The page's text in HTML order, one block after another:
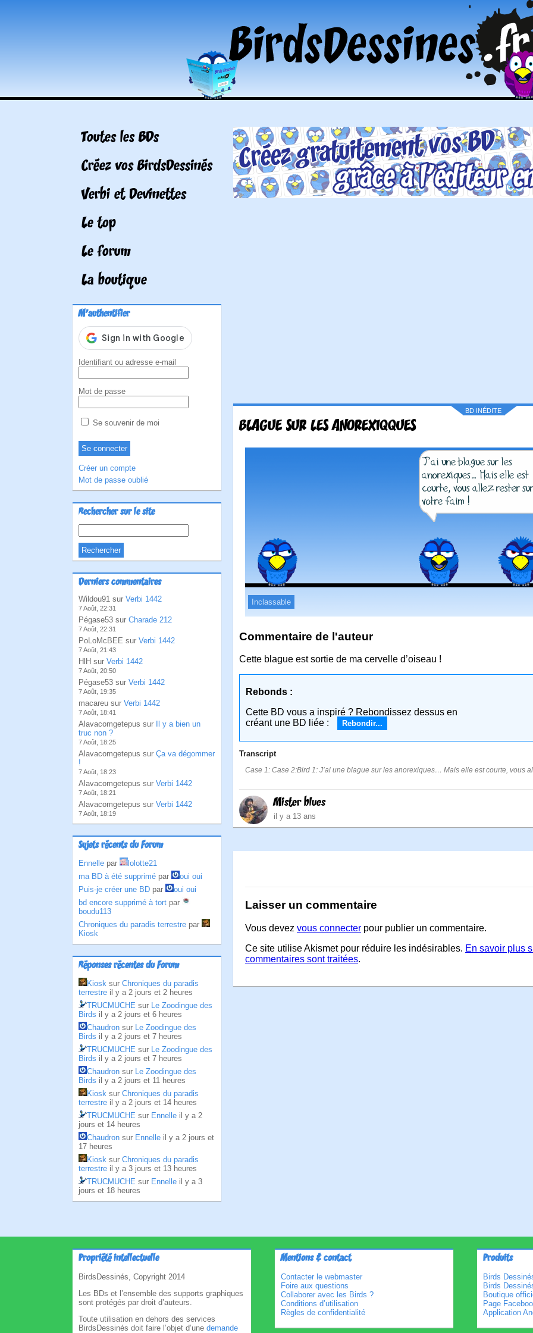
Toutes les BDs
Créez vos BirdsDessinés
Verbi et Devinettes
Le top
Le forum
La boutique
M'authentifier
Identifiant ou adresse e-mail
Mot de passe
Se souvenir de moi
Créer un compte
Mot de passe oublié
Rechercher sur le site
Derniers commentaires
Wildou91 sur Verbi 1442
7 Août, 22:31
Pégase53 sur Charade 212
7 Août, 22:31
PoLoMcBEE sur Verbi 1442
7 Août, 21:43
HlH sur Verbi 1442
7 Août, 20:50
Pégase53 sur Verbi 1442
7 Août, 19:35
macareu sur Verbi 1442
7 Août, 18:41
Alavacomgetepus sur
Il y a bien un
truc non ?
7 Août, 18:25
Alavacomgetepus sur Ça va dégommer
!
7 Août, 18:23
Alavacomgetepus sur Verbi 1442
7 Août, 18:21
Alavacomgetepus sur Verbi 1442
7 Août, 18:19
Sujets récents du Forum
Ennelle par
lolotte21
ma BD à été supprimé par
oui oui
Puis-je créer une BD par
oui oui
bd encore supprimé à tort par
boudu113
Chroniques du paradis terrestre par
Kiosk
Réponses récentes du Forum
Kiosk sur Chroniques du paradis
terrestre il y a 2 jours et 2 heures
TRUCMUCHE sur Le Zoodingue des
Birds il y a 2 jours et 6 heures
Chaudron sur Le Zoodingue des
Birds il y a 2 jours et 7 heures
TRUCMUCHE sur Le Zoodingue des
Birds il y a 2 jours et 7 heures
Chaudron sur Le Zoodingue des
Birds il y a 2 jours et 11 heures
Kiosk sur Chroniques du paradis
terrestre il y a 2 jours et 14 heures
TRUCMUCHE sur Ennelle il y a 2
jours et 14 heures
Chaudron sur Ennelle il y a 2 jours et
17 heures
Kiosk sur Chroniques du paradis
terrestre il y a 3 jours et 13 heures
TRUCMUCHE sur Ennelle il y a 3
jours et 18 heures
BD INÉDITE
BLAGUE SUR LES ANOREXIQQUES
Inclassable
Commentaire de l'auteur
Cette blague est sortie de ma cervelle d’oiseau !
Rebonds :
Cette BD vous a inspiré ? Rebondissez dessus en
créant une BD liée :
Rebondir...
Transcript
Case 1: Case 2:Bird 1: J’ai une blague sur les anorexiques… Mais elle est courte, vous
Mister blues
il y a 13 ans
Laisser un commentaire
Vous devez vous connecter pour publier un commentaire.
Ce site utilise Akismet pour réduire les indésirables. En savoir plus
commentaires sont traitées.
Propriété intellectuelle
BirdsDessinés, Copyright 2014
Les BDs et l’ensemble des supports graphiques
sont protégés par droit d’auteurs.
Toute utilisation en dehors des services
BirdsDessinés doit faire l’objet d’une demande
Mentions & contact
Contacter le webmaster
Foire aux questions
Collaborer avec les Birds ?
Conditions d’utilisation
Règles de confidentialité
Produits
Birds
Birds
Boutique
Page
Application